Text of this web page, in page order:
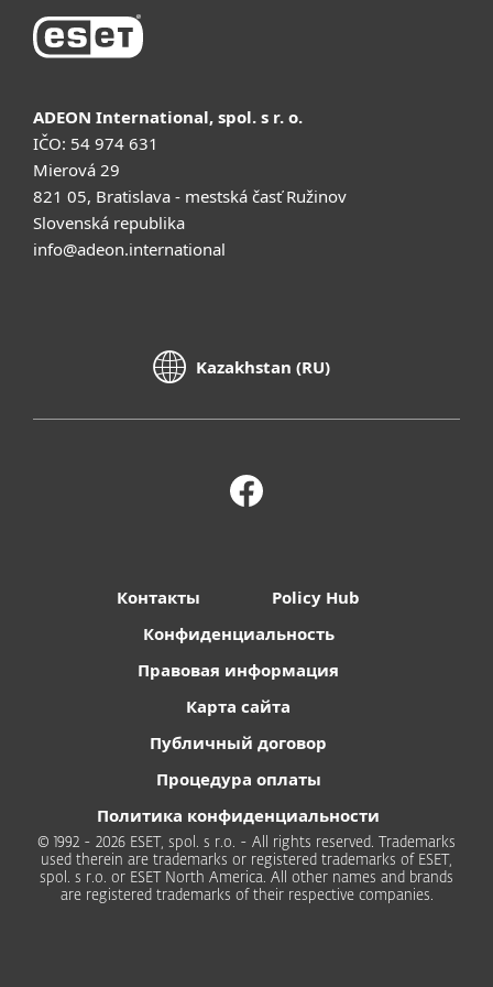
ADEON International, spol. s r. o.
IČO: 54 974 631
Mierová 29
821 05, Bratislava - mestská časť Ružinov
Slovenská republika
info@adeon.international
Kazakhstan (RU)
Контакты
Policy Hub
Конфиденциальность
Правовая информация
Карта сайта
Публичный договор
Процедура оплаты
Политика конфиденциальности
© 1992 - 2026 ESET, spol. s r.o. - All rights reserved. Trademarks
used therein are trademarks or registered trademarks of ESET,
spol. s r.o. or ESET North America. All other names and brands
are registered trademarks of their respective companies.